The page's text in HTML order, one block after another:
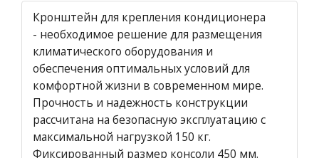
Кронштейн для крепления кондиционера
- необходимое решение для размещения
климатического оборудования и
обеспечения оптимальных условий для
комфортной жизни в современном мире.
Прочность и надежность конструкции
рассчитана на безопасную эксплуатацию с
максимальной нагрузкой 150 кг.
Фиксированный размер консоли 450 мм.